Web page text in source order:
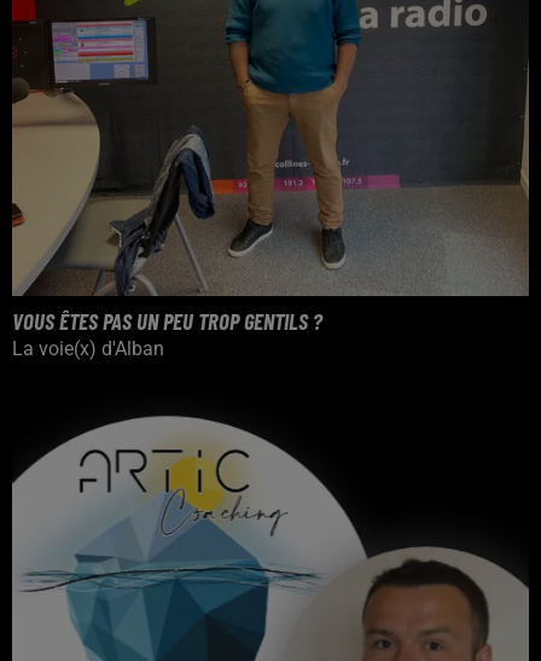
VOUS ÊTES PAS UN PEU TROP GENTILS ?
La voie(x) d'Alban